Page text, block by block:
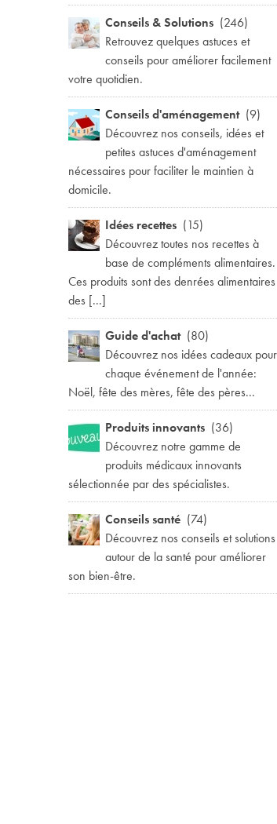
Conseils & Solutions (246)
Retrouvez quelques astuces et
conseils pour améliorer facilement
votre quotidien.
Conseils d'aménagement (9)
Découvrez nos conseils, idées et
petites astuces d'aménagement
nécessaires pour faciliter le maintien à
domicile.
Idées recettes (15)
Découvrez toutes nos recettes à
base de compléments alimentaires.
Ces produits sont des denrées alimentaires
des [...]
Guide d'achat (80)
Découvrez nos idées cadeaux pour
chaque événement de l'année:
Noël, fête des mères, fête des pères...
Produits innovants (36)
Découvrez notre gamme de
produits médicaux innovants
sélectionnée par des spécialistes.
Conseils santé (74)
Découvrez nos conseils et solutions
autour de la santé pour améliorer
son bien-être.